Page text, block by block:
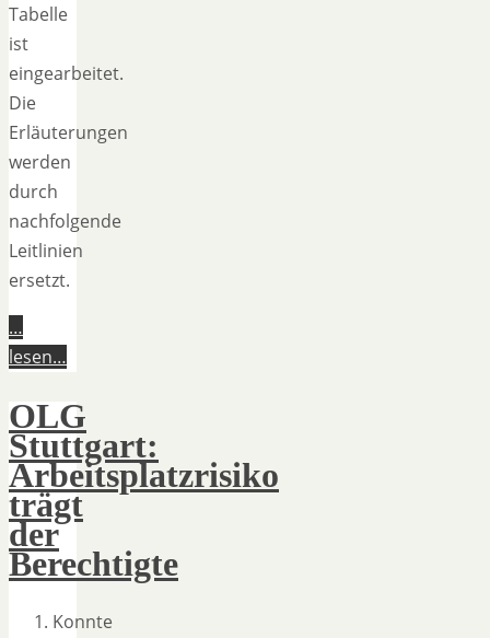
Tabelle
ist
eingearbeitet.
Die
Erläuterungen
werden
durch
nachfolgende
Leitlinien
ersetzt.
…
lesen…
OLG
Stuttgart:
Arbeitsplatzrisiko
trägt
der
Berechtigte
Konnte